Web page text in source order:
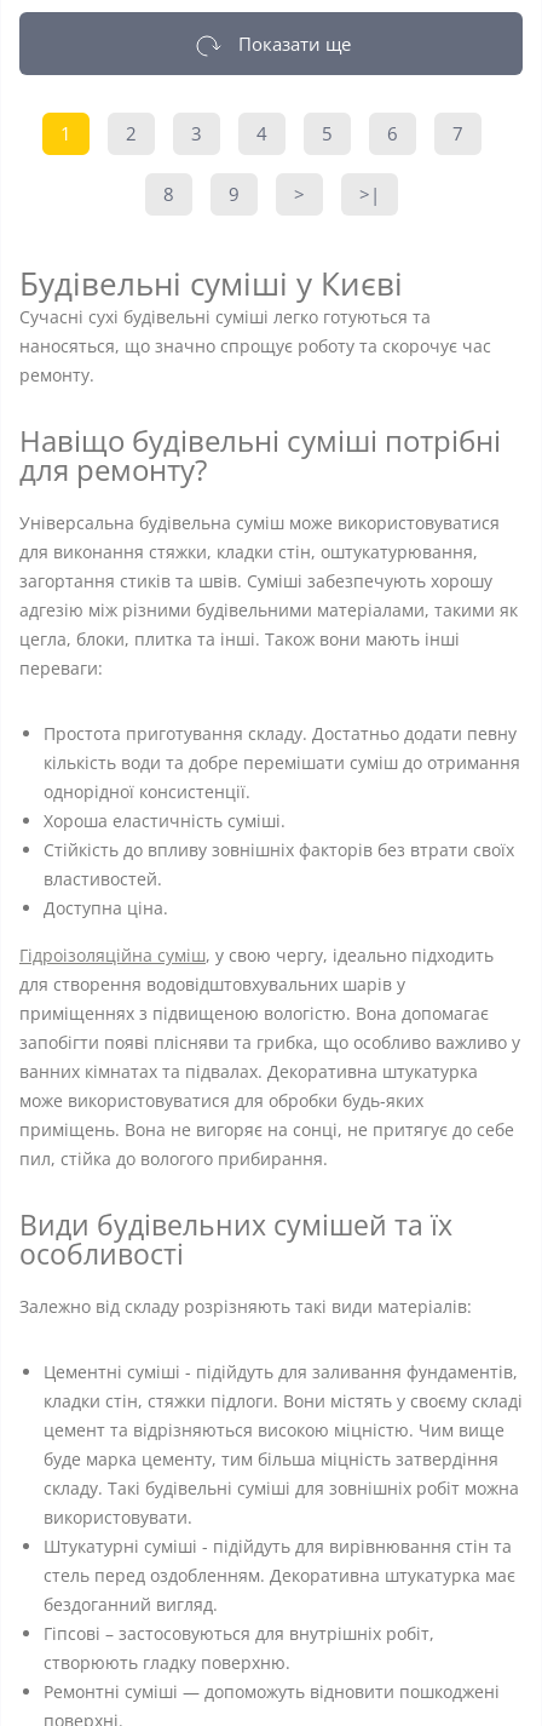
Показати ще
1 2 3 4 5 6 7
8 9 > >|
Будівельні суміші у Києві
Сучасні сухі будівельні суміші легко готуються та
наносяться, що значно спрощує роботу та скорочує час
ремонту.
Навіщо будівельні суміші потрібні
для ремонту?
Універсальна будівельна суміш може використовуватися
для виконання стяжки, кладки стін, оштукатурювання,
загортання стиків та швів. Суміші забезпечують хорошу
адгезію між різними будівельними матеріалами, такими як
цегла, блоки, плитка та інші. Також вони мають інші
переваги:
Простота приготування складу. Достатньо додати певну
кількість води та добре перемішати суміш до отримання
однорідної консистенції.
Хороша еластичність суміші.
Стійкість до впливу зовнішніх факторів без втрати своїх
властивостей.
Доступна ціна.
Гідроізоляційна суміш, у свою чергу, ідеально підходить
для створення водовідштовхувальних шарів у
приміщеннях з підвищеною вологістю. Вона допомагає
запобігти появі плісняви ​​та грибка, що особливо важливо у
ванних кімнатах та підвалах. Декоративна штукатурка
може використовуватися для обробки будь-яких
приміщень. Вона не вигоряє на сонці, не притягує до себе
пил, стійка до вологого прибирання.
Види будівельних сумішей та їх
особливості
Залежно від складу розрізняють такі види матеріалів:
Цементні суміші - підійдуть для заливання фундаментів,
кладки стін, стяжки підлоги. Вони містять у своєму складі
цемент та відрізняються високою міцністю. Чим вище
буде марка цементу, тим більша міцність затвердіння
складу. Такі будівельні суміші для зовнішніх робіт можна
використовувати.
Штукатурні суміші - підійдуть для вирівнювання стін та
стель перед оздобленням. Декоративна штукатурка має
бездоганний вигляд.
Гіпсові – застосовуються для внутрішніх робіт,
створюють гладку поверхню.
Ремонтні суміші — допоможуть відновити пошкоджені
поверхні.